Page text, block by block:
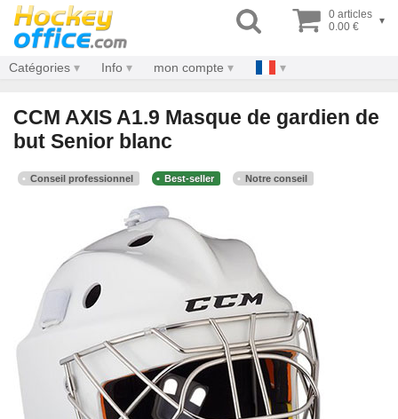
0 articles
0.00 €
▾
Catégories Info mon compte
CCM AXIS A1.9 Masque de gardien de
but Senior blanc
Conseil professionnel Best-seller Notre conseil